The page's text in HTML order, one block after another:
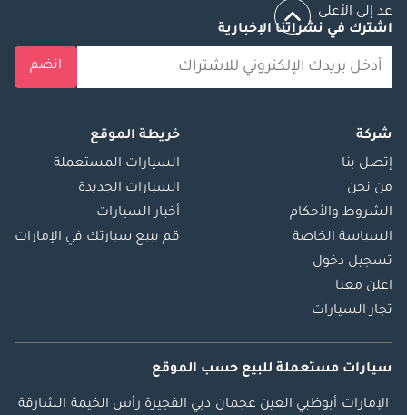
عد إلى الأعلى
اشترك في نشراتنا الإخبارية
انضم
شركة
إتصل بنا
من نحن
الشروط والأحكام
السياسة الخاصة
تسجيل دخول
اعلن معنا
تجار السيارات
خريطة الموقع
السيارات المستعملة
السيارات الجديدة
أخبار السيارات
قم ببيع سيارتك في الإمارات
سيارات مستعملة للبيع حسب الموقع
الإمارات أبوظبي العين عجمان دبي الفجيرة رأس الخيمة الشارقة